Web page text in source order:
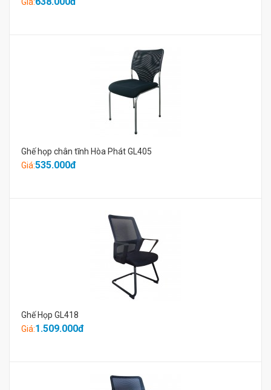
Ghế họp chân tĩnh Hòa Phát GL405
Giá:535.000đ
Ghế Họp GL418
Giá:1.509.000đ